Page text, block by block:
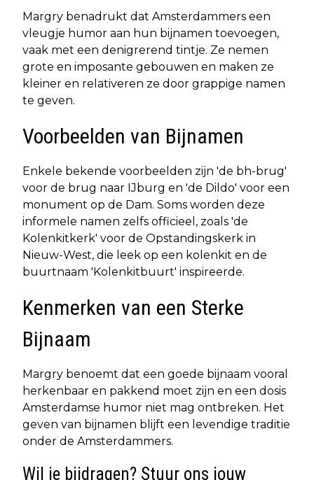
Margry benadrukt dat Amsterdammers een
vleugje humor aan hun bijnamen toevoegen,
vaak met een denigrerend tintje. Ze nemen
grote en imposante gebouwen en maken ze
kleiner en relativeren ze door grappige namen
te geven.
Voorbeelden van Bijnamen
Enkele bekende voorbeelden zijn 'de bh-brug'
voor de brug naar IJburg en 'de Dildo' voor een
monument op de Dam. Soms worden deze
informele namen zelfs officieel, zoals 'de
Kolenkitkerk' voor de Opstandingskerk in
Nieuw-West, die leek op een kolenkit en de
buurtnaam 'Kolenkitbuurt' inspireerde.
Kenmerken van een Sterke
Bijnaam
Margry benoemt dat een goede bijnaam vooral
herkenbaar en pakkend moet zijn en een dosis
Amsterdamse humor niet mag ontbreken. Het
geven van bijnamen blijft een levendige traditie
onder de Amsterdammers.
Wil je bijdragen? Stuur ons jouw